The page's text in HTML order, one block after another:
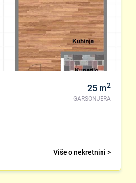
25 m2
GARSONJERA
Više o nekretnini >